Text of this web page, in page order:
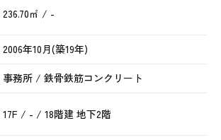
236.70㎡ / -
2006年10月(築19年)
事務所 / 鉄骨鉄筋コンクリート
17F / - / 18階建 地下2階